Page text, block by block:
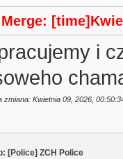
i
zmiana: Kwietnia 09, 2026,
[Police] ZCH Police